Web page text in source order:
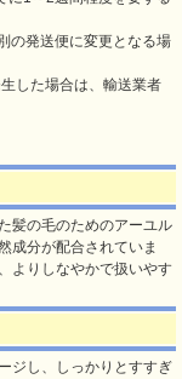
の発送便に変更となる場
した場合は、輸送業者
髪の毛のためのアーユル
成分が配合されていま
よりしなやかで扱いやす
ジし、しっかりとすすぎ